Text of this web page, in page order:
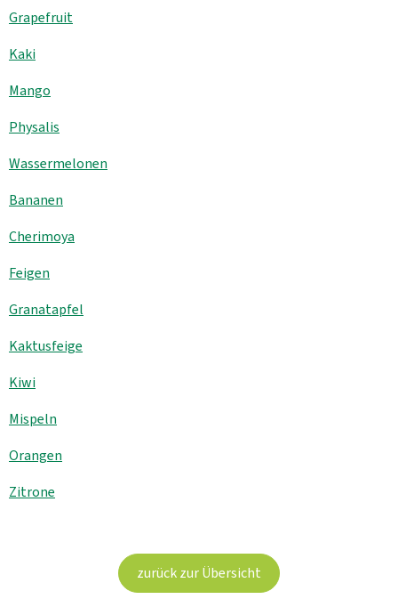
Kühltheke
GrüneWelt Bäckerei
Vorratskammer
Grapefruit
Kaki
Mango
Physalis
Wassermelonen
Bananen
Cherimoya
Feigen
Granatapfel
Kaktusfeige
Kiwi
Mispeln
Orangen
Zitrone
zurück zur Übersicht